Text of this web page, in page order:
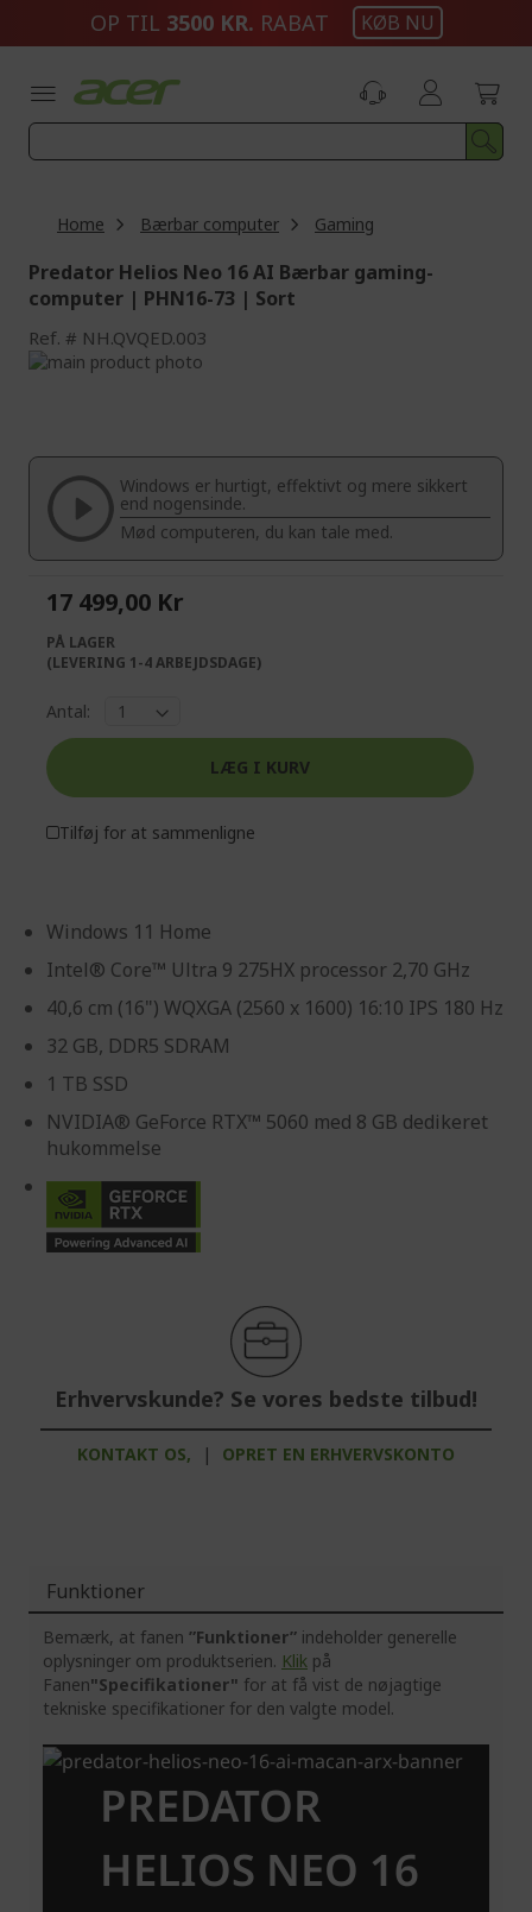
OP TIL 3500 KR. RABAT KØB NU
Home Bærbar computer Gaming
Predator Helios Neo 16 AI Bærbar gaming-
computer | PHN16-73 | Sort
Ref. NH.QVQED.003
Skip
of
images
gallery
beginning
the
images
gallery
Windows er hurtigt, effektivt og mere sikkert
end nogensinde.
Mød computeren, du kan tale med.
Windows 11 Home
Intel® Core™ Ultra 9 275HX processor 2,70 GHz
40,6 cm (16") WQXGA (2560 x 1600) 16:10 IPS 180 Hz
32 GB, DDR5 SDRAM
1 TB SSD
NVIDIA® GeForce RTX™ 5060 med 8 GB dedikeret
hukommelse
Erhvervskunde? Se vores bedste tilbud!
KONTAKT OS, | OPRET EN ERHVERVSKONTO
17 499,00 Kr
PÅ LAGER
(LEVERING 1-4 ARBEJDSDAGE)
Antal:
LÆG I KURV
Tilføj for at sammenligne
Funktioner
Bemærk, at fanen ”Funktioner” indeholder generelle
oplysninger om produktserien. Klik på
Fanen"Specifikationer" for at få vist de nøjagtige
tekniske specifikationer for den valgte model.